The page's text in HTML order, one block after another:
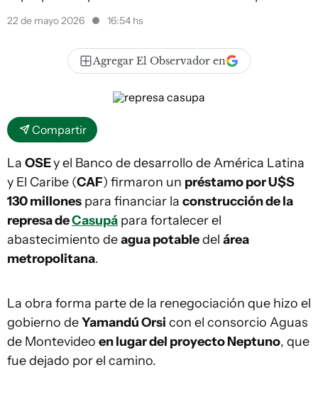
22 de mayo 2026 16:54 hs
Agregar El Observador en
Compartir
La OSEy el Banco de desarrollo de América Latina
y El Caribe (CAF) firmaron un préstamo por U$S
130 millones para financiar la construcción de la
represa deCasupá para fortalecer el
abastecimiento deagua potabledel área
metropolitana.
La obra forma parte de la renegociación que hizo el
gobierno deYamandú Orsi con el consorcio Aguas
de Montevideo en lugar del proyecto Neptuno, que
fue dejado por el camino.